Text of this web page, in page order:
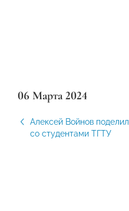
06 Марта 2024
Алексей Войнов
со студентами ТГТУ